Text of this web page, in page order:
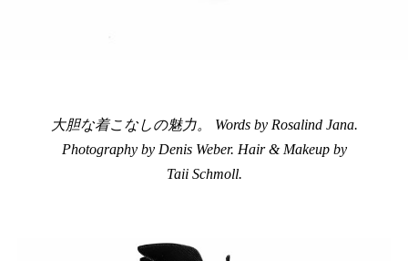
大胆な着こなしの魅力。
Words by Rosalind Jana.
Photography by Denis Weber. Hair & Makeup by
Taii Schmoll.